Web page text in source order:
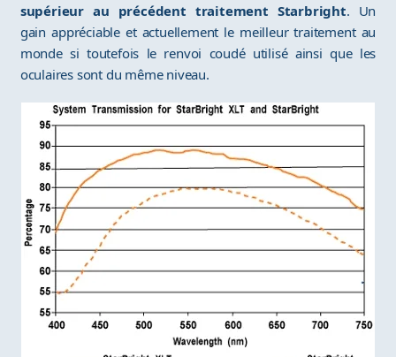
supérieur au précédent traitement Starbright. Un
gain appréciable et actuellement le meilleur traitement au
monde si toutefois le renvoi coudé utilisé ainsi que les
oculaires sont du même niveau.